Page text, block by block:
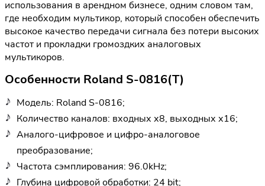
использования в арендном бизнесе, одним словом там,
где необходим мультикор, который способен обеспечить
высокое качество передачи сигнала без потери высоких
частот и прокладки громоздких аналоговых
мультикоров.
Особенности Roland S-0816(T)
Модель: Roland S-0816;
Количество каналов: входных х8, выходных х16;
Аналого-цифровое и цифро-аналоговое
преобразование;
Частота сэмплирования: 96.0kHz;
Глубина цифровой обработки: 24 bit;